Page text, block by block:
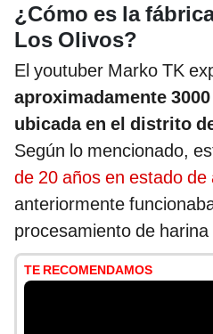
¿Cómo es la
Los Olivos?
El youtuber Marko TK
aproximadamente
ubicada en el distrito
Según lo mencionado,
de 20 años en estado de
anteriormente
procesamiento de
TE RECOMENDAMOS